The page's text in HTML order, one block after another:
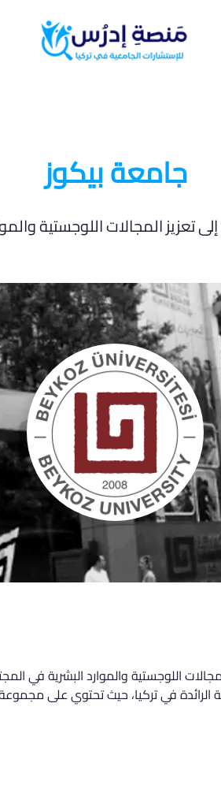
جامعة بيكوز
وتهدف إلى تعزيز المجالات اللوجستية
في تركيا، حيث تحتوي على